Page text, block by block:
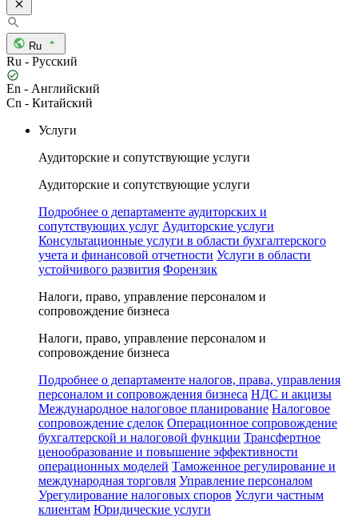
Ru
Ru - Русский
En - Английский
Cn - Китайский
Услуги
Аудиторские и сопутствующие услуги
Аудиторские и сопутствующие услуги
Подробнее о департаменте аудиторских и
сопутствующих услуг Аудиторские услуги
Консультационные услуги в области бухгалтерского
учета и финансовой отчетности Услуги в области
устойчивого развития Форензик
Налоги, право, управление персоналом и
сопровождение бизнеса
Налоги, право, управление персоналом и
сопровождение бизнеса
Подробнее о департаменте налогов, права, управления
персоналом и сопровождения бизнеса НДС и акцизы
Международное налоговое планирование Налоговое
сопровождение сделок Операционное сопровождение
бухгалтерской и налоговой функции Трансфертное
ценообразование и повышение эффективности
операционных моделей Таможенное регулирование и
международная торговля Управление персоналом
Урегулирование налоговых споров Услуги частным
клиентам Юридические услуги